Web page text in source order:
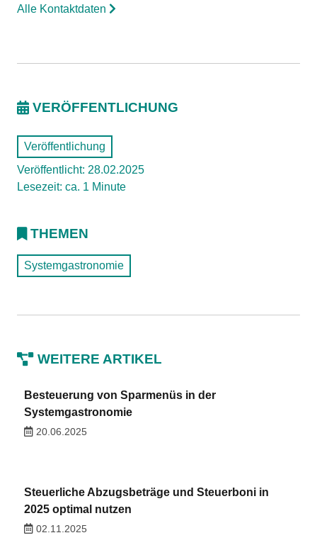
Alle Kontaktdaten
VERÖFFENTLICHUNG
Veröffentlichung
Veröffentlicht: 28.02.2025
Lesezeit: ca. 1 Minute
THEMEN
Systemgastronomie
WEITERE ARTIKEL
Besteuerung von Sparmenüs in der
Systemgastronomie
20.06.2025
Steuerliche Abzugsbeträge und Steuerboni in
2025 optimal nutzen
02.11.2025